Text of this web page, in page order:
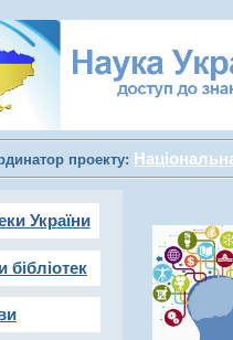
проекту:
України
бібліотек